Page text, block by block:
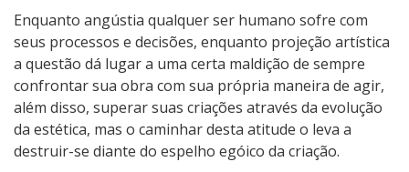
Enquanto angústia qualquer ser humano sofre com
seus processos e decisões, enquanto projeção artística
a questão dá lugar a uma certa maldição de sempre
confrontar sua obra com sua própria maneira de agir,
além disso, superar suas criações através da evolução
da estética, mas o caminhar desta atitude o leva a
destruir-se diante do espelho egóico da criação.